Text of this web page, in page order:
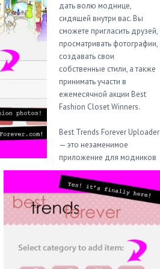
дать волю моднице,
сидящей внутри вас. Вы
сможете пригласить друзей,
просматривать фотографии,
создавать свои
собственные стили, а также
принимать участи в
ежемесячной акции Best
Fashion Closet Winners.
Best Trends Forever Uploader
— это незаменимое
приложение для модников